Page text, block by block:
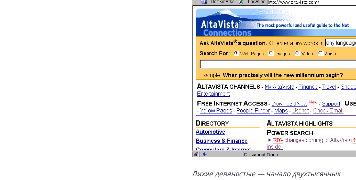
Лихие девяностые — начало двухтысячных